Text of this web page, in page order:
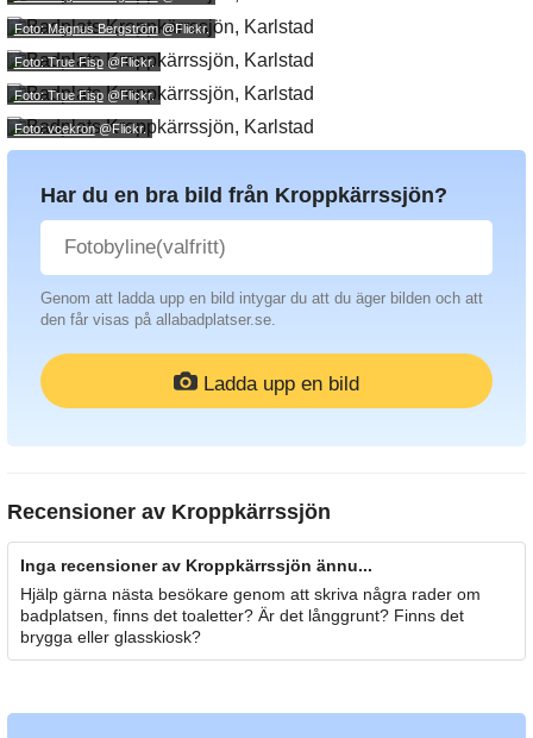
Foto: Magnus Bergström@Flickr.
Foto: True Fisp@Flickr.
Foto: True Fisp@Flickr.
Foto: vcekron@Flickr.
Har du en bra bild från Kroppkärrssjön?
Genom att ladda upp en bild intygar du att du äger bilden och att
den får visas på allabadplatser.se.
Ladda upp en bild
Recensioner av Kroppkärrssjön
Inga recensioner av Kroppkärrssjön ännu...
Hjälp gärna nästa besökare genom att skriva några rader om
badplatsen, finns det toaletter? Är det långgrunt? Finns det
brygga eller glasskiosk?